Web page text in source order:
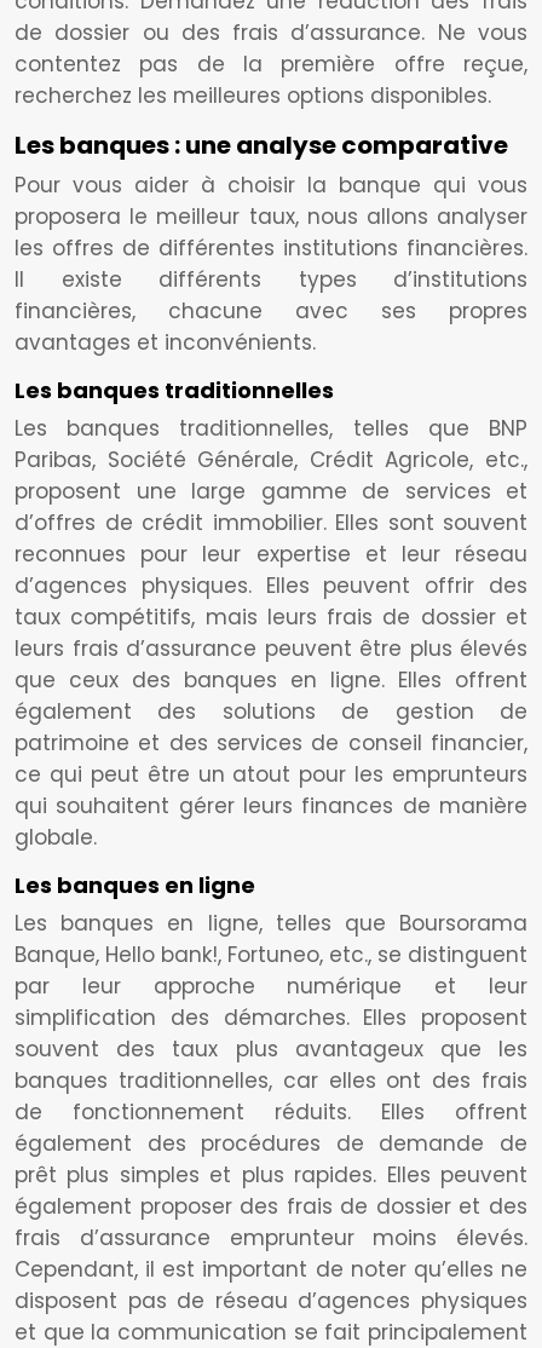
de dossier ou des frais d’assurance. Ne vous
contentez pas de la première offre reçue,
recherchez les meilleures options disponibles.
Les banques : une analyse comparative
Pour vous aider à choisir la banque qui vous
proposera le meilleur taux, nous allons analyser
les offres de différentes institutions financières.
Il existe différents types d’institutions
financières, chacune avec ses propres
avantages et inconvénients.
Les banques traditionnelles
Les banques traditionnelles, telles que BNP
Paribas, Société Générale, Crédit Agricole, etc.,
proposent une large gamme de services et
d’offres de crédit immobilier. Elles sont souvent
reconnues pour leur expertise et leur réseau
d’agences physiques. Elles peuvent offrir des
taux compétitifs, mais leurs frais de dossier et
leurs frais d’assurance peuvent être plus élevés
que ceux des banques en ligne. Elles offrent
également des solutions de gestion de
patrimoine et des services de conseil financier,
ce qui peut être un atout pour les emprunteurs
qui souhaitent gérer leurs finances de manière
globale.
Les banques en ligne
Les banques en ligne, telles que Boursorama
Banque, Hello bank!, Fortuneo, etc., se distinguent
par leur approche numérique et leur
simplification des démarches. Elles proposent
souvent des taux plus avantageux que les
banques traditionnelles, car elles ont des frais
de fonctionnement réduits. Elles offrent
également des procédures de demande de
prêt plus simples et plus rapides. Elles peuvent
également proposer des frais de dossier et des
frais d’assurance emprunteur moins élevés.
Cependant, il est important de noter qu’elles ne
disposent pas de réseau d’agences physiques
et que la communication se fait principalement